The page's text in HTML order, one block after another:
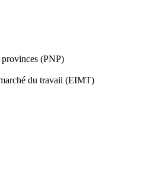
provinces (PNP)
du travail (EIMT)